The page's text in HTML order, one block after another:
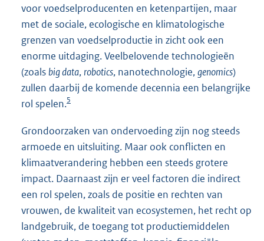
voor voedselproducenten en ketenpartijen, maar
met de sociale, ecologische en klimatologische
grenzen van voedselproductie in zicht ook een
enorme uitdaging. Veelbelovende technologieën
(zoalsbig data, robotics, nanotechnologie,genomics)
zullen daarbij de komende decennia een belangrijke
rol spelen.5
Grondoorzaken van ondervoeding zijn nog steeds
armoede en uitsluiting. Maar ook conflicten en
klimaatverandering hebben een steeds grotere
impact. Daarnaast zijn er veel factoren die indirect
een rol spelen, zoals de positie en rechten van
vrouwen, de kwaliteit van ecosystemen, het recht op
landgebruik, de toegang tot productiemiddelen